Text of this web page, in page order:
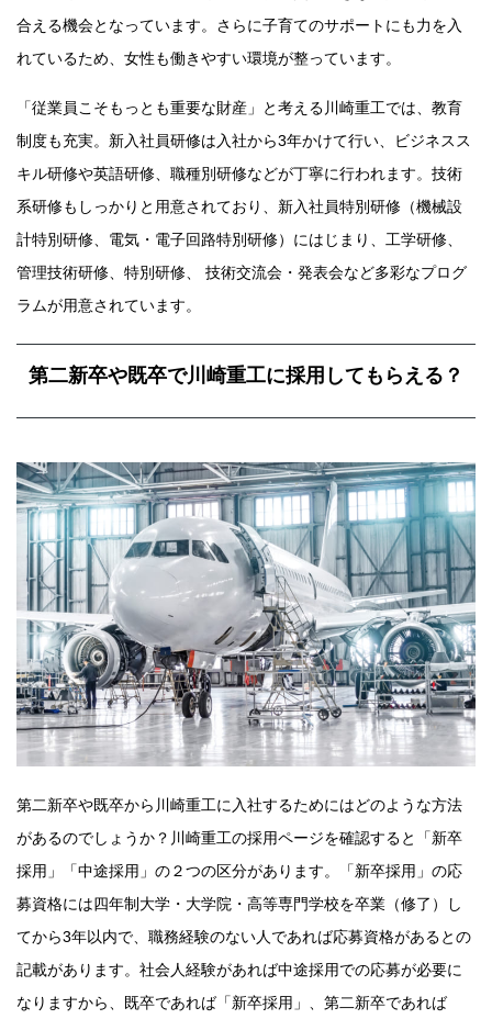
合える機会となっています。さらに子育てのサポートにも力を入
れているため、女性も働きやすい環境が整っています。
「従業員こそもっとも重要な財産」と考える川崎重工では、教育
制度も充実。新入社員研修は入社から3年かけて行い、ビジネスス
キル研修や英語研修、職種別研修などが丁寧に行われます。技術
系研修もしっかりと用意されており、新入社員特別研修（機械設
計特別研修、電気・電子回路特別研修）にはじまり、工学研修、
管理技術研修、特別研修、 技術交流会・発表会など多彩なプログ
ラムが用意されています。
第二新卒や既卒で川崎重工に採用してもらえる？
第二新卒や既卒から川崎重工に入社するためにはどのような方法
があるのでしょうか？川崎重工の採用ページを確認すると「新卒
採用」「中途採用」の２つの区分があります。「新卒採用」の応
募資格には四年制大学・大学院・高等専門学校を卒業（修了）し
てから3年以内で、職務経験のない人であれば応募資格があるとの
記載があります。社会人経験があれば中途採用での応募が必要に
なりますから、既卒であれば「新卒採用」、第二新卒であれば